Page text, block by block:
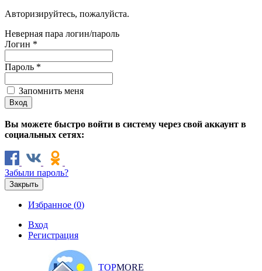
Авторизируйтесь, пожалуйста.
Неверная пара логин/пароль
Логин *
Пароль *
Запомнить меня
Вы можете быстро войти в систему через свой аккаунт в
социальных сетях:
Забыли пароль?
Закрыть
Избранное (0)
Вход
Регистрация
TOPMORE